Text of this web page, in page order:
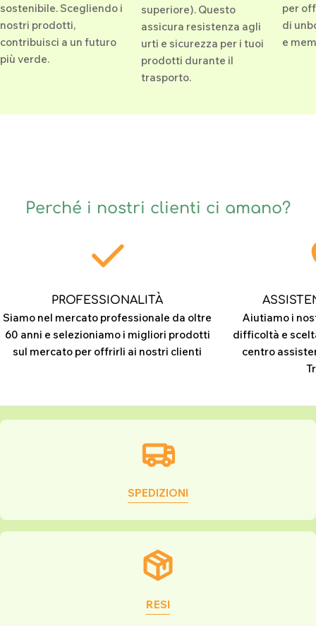
sostenibile. Scegliendo i
nostri prodotti,
contribuisci a un futuro
più verde.
superiore). Questo
assicura resistenza agli
urti e sicurezza per i tuoi
prodotti durante il
trasporto.
per
di
e
Perché i nostri clienti ci amano?
PROFESSIONALITÀ
Siamo nel mercato professionale da oltre
60 anni e selezioniamo i migliori prodotti
sul mercato per offrirli ai nostri clienti
Aiutiamo i
difficoltà e
centro
SPEDIZIONI
RESI